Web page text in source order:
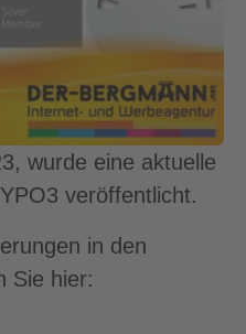
wurde eine aktuelle
veröffentlicht.
in den
Sie hier: